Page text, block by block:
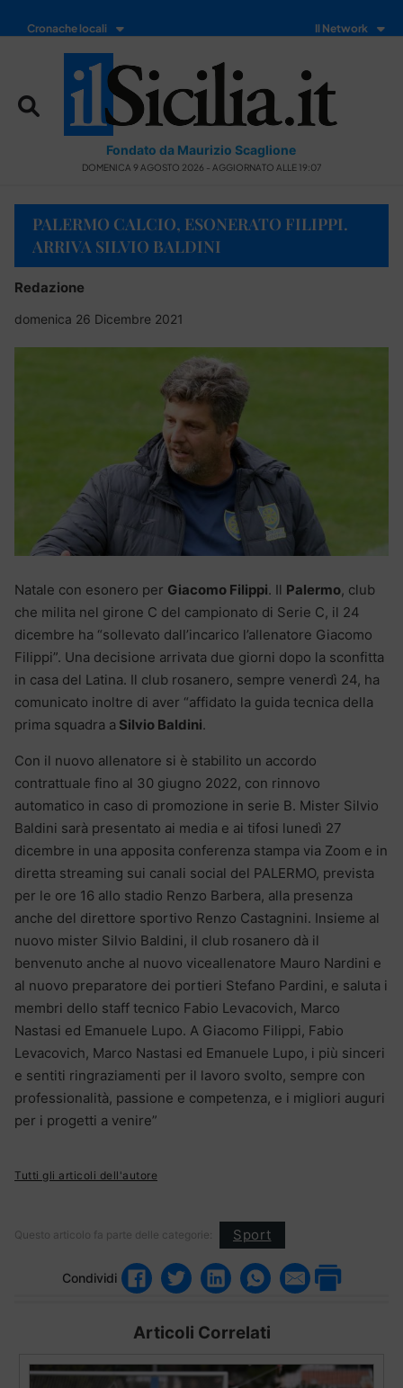
Cronache locali Il Network
Fondato da Maurizio Scaglione
DOMENICA 9 AGOSTO 2026 - AGGIORNATO ALLE 19:07
PALERMO CALCIO, ESONERATO FILIPPI.
ARRIVA SILVIO BALDINI
Redazione
domenica 26 Dicembre 2021
Natale con esonero per Giacomo Filippi. Il Palermo, club
che milita nel girone C del campionato di Serie C, il 24
dicembre ha “sollevato dall’incarico l’allenatore Giacomo
Filippi”. Una decisione arrivata due giorni dopo la sconfitta
in casa del Latina. Il club rosanero, sempre venerdì 24, ha
comunicato inoltre di aver “affidato la guida tecnica della
prima squadra a Silvio Baldini.
Con il nuovo allenatore si è stabilito un accordo
contrattuale fino al 30 giugno 2022, con rinnovo
automatico in caso di promozione in serie B. Mister Silvio
Baldini sarà presentato ai media e ai tifosi lunedì 27
dicembre in una apposita conferenza stampa via Zoom e in
diretta streaming sui canali social del PALERMO, prevista
per le ore 16 allo stadio Renzo Barbera, alla presenza
anche del direttore sportivo Renzo Castagnini. Insieme al
nuovo mister Silvio Baldini, il club rosanero dà il
benvenuto anche al nuovo viceallenatore Mauro Nardini e
al nuovo preparatore dei portieri Stefano Pardini, e saluta i
membri dello staff tecnico Fabio Levacovich, Marco
Nastasi ed Emanuele Lupo. A Giacomo Filippi, Fabio
Levacovich, Marco Nastasi ed Emanuele Lupo, i più sinceri
e sentiti ringraziamenti per il lavoro svolto, sempre con
professionalità, passione e competenza, e i migliori auguri
per i progetti a venire”
Tutti gli articoli dell'autore
Questo articolo fa parte delle categorie: Sport
Condividi
Articoli Correlati